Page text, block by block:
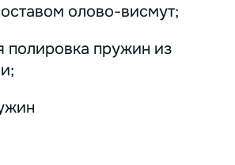
олово-висмут;
полировка пружин из